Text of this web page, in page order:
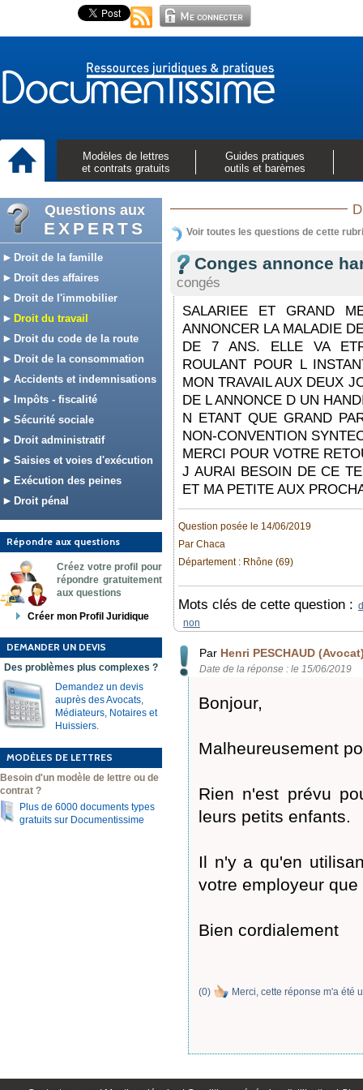
Modèles de lettres
et contrats gratuits
Guides pratiques
outils et barèmes
Questions aux
EXPERTS
Droit de la famille
Droit des affaires
Droit de l'immobilier
Droit du travail
Droit du code de la route
Droit de la consommation
Accidents et indemnisations
Impôts - fiscalité
Sécurité sociale
Droit administratif
Saisies et voies d'exécution
Exécution des peines
Droit pénal
Répondre aux questions
Créez votre profil pour
répondre gratuitement
aux questions
Créer mon Profil Juridique
DEMANDER UN DEVIS
Des problèmes plus complexes ?
Demandez un devis
auprès des Avocats,
Médiateurs, Notaires et
Huissiers.
MODÈLES DE LETTRES
Besoin d'un modèle de lettre ou de
contrat ?
Plus de 6000 documents types
gratuits sur Documentissime
Voir toutes les questions de cette
Conges annonce
congés
SALARIEE ET GRAND
ANNONCER LA MALADIE
DE 7 ANS. ELLE VA
ROULANT POUR L
MON TRAVAIL AUX DEUX
DE L ANNONCE D UN
N ETANT QUE GRAND
NON-CONVENTION
MERCI POUR VOTRE
J AURAI BESOIN DE CE
ET MA PETITE AUX
Question posée le 14/06/2019
Par Chaca
Département : Rhône (69)
Mots clés de cette question :
non
Par Henri PESCHAUD
Date de la réponse : le 15/06/2019
Bonjour,
Malheureusement
Rien n'est prévu
leurs petits enfants.
Il n'y a qu'en
votre employeur
Bien cordialement
(0) Merci, cette réponse m'a été